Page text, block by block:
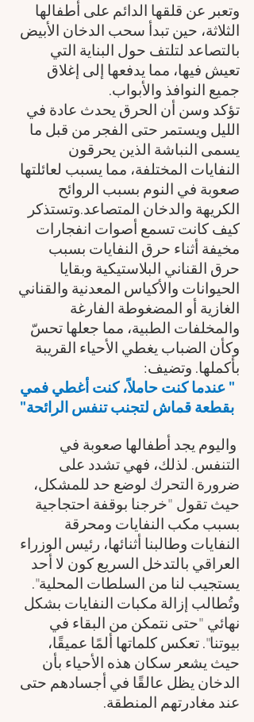
وتعبر عن قلقها الدائم على أطفالها
الثلاثة، حين تبدأ سحب الدخان الأبيض
بالتصاعد لتلتف حول البناية التي
تعيش فيها، مما يدفعها إلى إغلاق
جميع النوافذ والأبواب.
تؤكد وسن أن الحرق يحدث عادة في
الليل ويستمر حتى الفجر من قبل ما
يسمى النباشة الذين يحرقون
النفايات المختلفة، مما يسبب لعائلتها
صعوبة في النوم بسبب الروائح
الكريهة والدخان المتصاعد.وتستذكر
كيف كانت تسمع أصوات انفجارات
مخيفة أثناء حرق النفايات بسبب
حرق القناني البلاستيكية وبقايا
الحيوانات والأكياس المعدنية والقناني
الغازية أو المضغوطة الفارغة
والمخلفات الطبية، مما جعلها تحسّ
وكأن الضباب يغطي الأحياء القريبة
بأكملها. وتضيف:
" عندما كنت حاملاً، كنت أغطي فمي
بقطعة قماش لتجنب تنفس الرائحة"
واليوم يجد أطفالها صعوبة في
التنفس. لذلك، فهي تشدد على
ضرورة التحرك لوضع حد للمشكل،
حيث تقول "خرجنا بوقفة احتجاجية
بسبب مكب النفايات ومحرقة
النفايات وطالبنا أثنائها، رئيس الوزراء
العراقي بالتدخل السريع كون لا أحد
يستجيب لنا من السلطات المحلية".
وتُطالب إزالة مكبات النفايات بشكل
نهائي "حتى نتمكن من البقاء في
بيوتنا". تعكس كلماتها ألمًا عميقًا،
حيث يشعر سكان هذه الأحياء بأن
الدخان يظل عالقًا في أجسادهم حتى
عند مغادرتهم المنطقة.